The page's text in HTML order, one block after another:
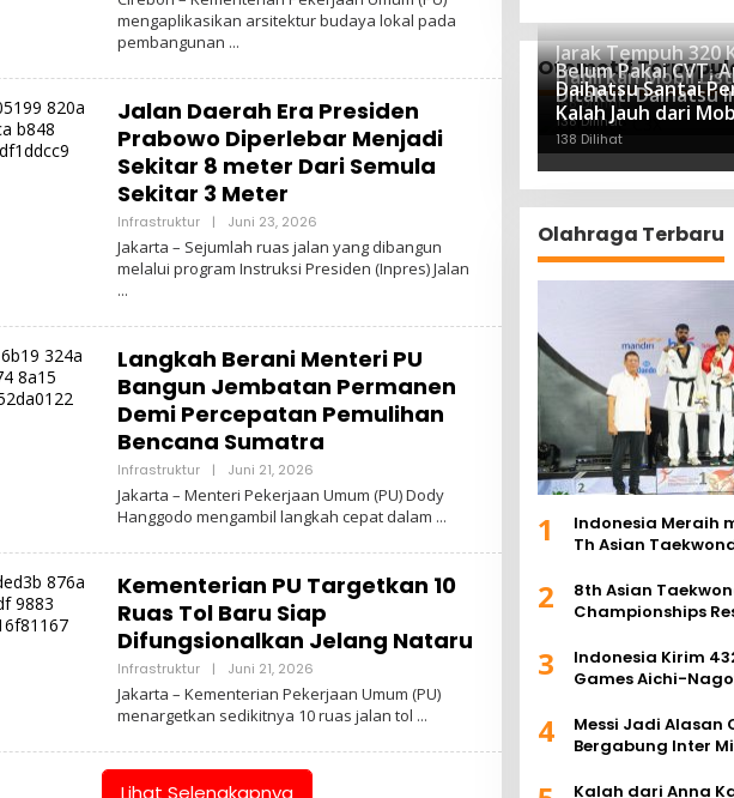
mengaplikasikan arsitektur budaya lokal pada
pembangunan
Jalan Daerah Era Presiden
Prabowo Diperlebar Menjadi
Sekitar 8 meter Dari Semula
Sekitar 3 Meter
Infrastruktur | Juni 23, 2026Oleh
Jakarta – Sejumlah ruas jalan yang dibangun
melalui program Instruksi Presiden (Inpres) Jalan
Langkah Berani Menteri PU
Bangun Jembatan Permanen
Demi Percepatan Pemulihan
Bencana Sumatra
Infrastruktur | Juni 21, 2026Oleh
Jakarta – Menteri Pekerjaan Umum (PU) Dody
Hanggodo mengambil langkah cepat dalam
Kementerian PU Targetkan 10
Ruas Tol Baru Siap
Difungsionalkan Jelang Nataru
Infrastruktur | Juni 21, 2026Oleh
Jakarta – Kementerian Pekerjaan Umum (PU)
menargetkan sedikitnya 10 ruas jalan tol
Lihat Selengkapnya
Otomotif
Jarak Tempuh 320
Hadirkan Mobil
158 Dilihat
Belum Pakai CVT,
Ditakuti Daihatsu
138 Dilihat
Daihatsu Santai
Kalah Jauh dari
138 Dilihat
Olahraga Terbaru
1
Indonesia Meraih
Th Asian
2
8th Asian
Championships
3
Indonesia Kirim
Games Aichi-
4
Messi Jadi Alasan
Bergabung Inter
Kalah dari Anna